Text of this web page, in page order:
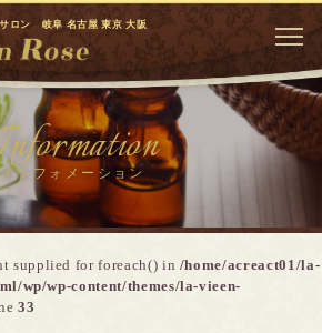
ロン 岐阜 名古屋 東京 大阪
インフォメーション
supplied for foreach() in /home/acreact01/la-
wp/wp-content/themes/la-vieen-
33